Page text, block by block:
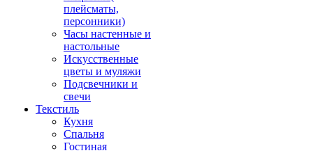
плейсматы,
персонники)
Часы настенные и
настольные
Искусственные
цветы и муляжи
Подсвечники и
свечи
Текстиль
Кухня
Спальня
Гостиная